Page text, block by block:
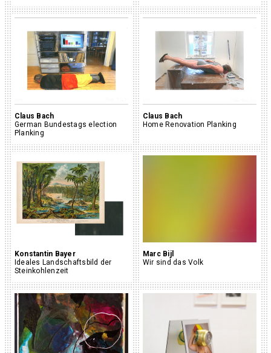
Claus Bach
German Bundestags election
Planking
Claus Bach
Home Renovation Planking
Konstantin Bayer
Ideales Landschaftsbild der
Steinkohlenzeit
Marc Bijl
Wir sind das Volk